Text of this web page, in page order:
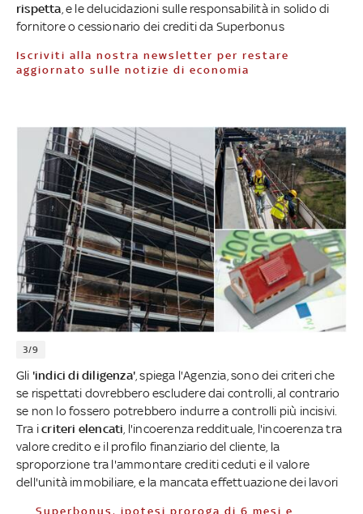
rispetta , e le delucidazioni sulle responsabilità in solido di
fornitore o cessionario dei crediti da Superbonus
Iscriviti alla nostra newsletter per restare
aggiornato sulle notizie di economia
3/9
Gli 'indici di diligenza' , spiega l'Agenzia, sono dei criteri che
se rispettati dovrebbero escludere dai controlli, al contrario
se non lo fossero potrebbero indurre a controlli più incisivi.
Tra icriteri elencati , l'incoerenza reddituale, l'incoerenza tra
valore credito e il profilo finanziario del cliente, la
sproporzione tra l'ammontare crediti ceduti e il valore
dell'unità immobiliare, e la mancata effettuazione dei lavori
Superbonus, ipotesi proroga di 6 mesi e